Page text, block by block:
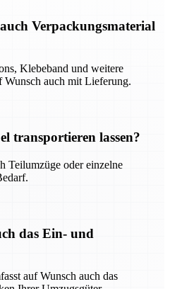
Verpackungsmaterial
Klebeband und weitere
auch mit Lieferung.
transportieren lassen?
Teilumzüge oder einzelne
das Ein- und
auf Wunsch auch das